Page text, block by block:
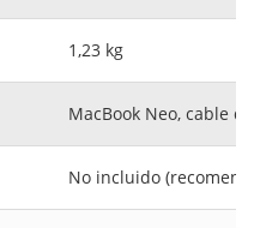
1,23 kg
MacBook Neo, cable
No incluido